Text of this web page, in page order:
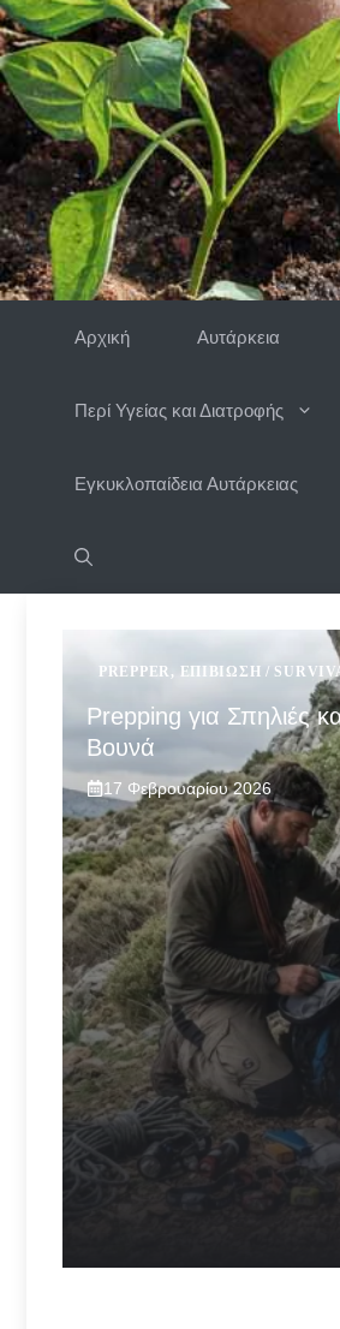
Μετάβαση
σε
περιεχόμενο
Αρχική Αυτάρκεια
Περί Υγείας και Διατροφής
Εγκυκλοπαίδεια Αυτάρκειας
PREPPER , ΕΠΙΒΊΩΣΗ /
Prepping για Σπηλιές
Βουνά
17 Φεβρουαρίου 2026